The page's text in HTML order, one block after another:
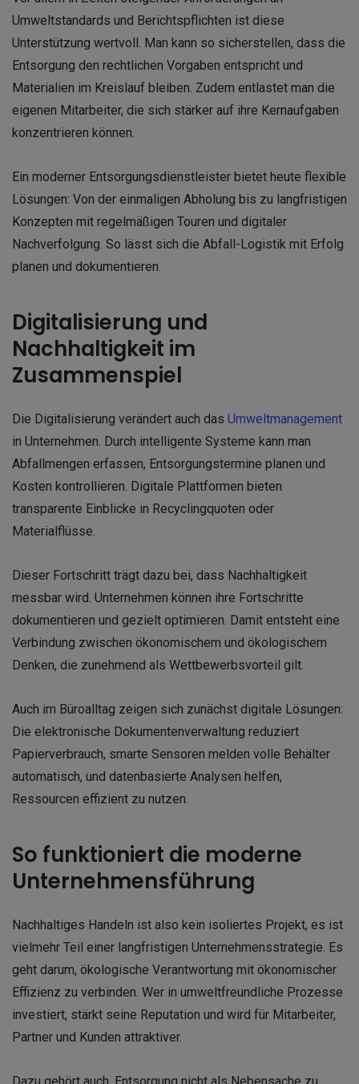
Umweltstandards und Berichtspflichten ist diese
Unterstützung wertvoll. Man kann so sicherstellen, dass die
Entsorgung den rechtlichen Vorgaben entspricht und
Materialien im Kreislauf bleiben. Zudem entlastet man die
eigenen Mitarbeiter, die sich stärker auf ihre Kernaufgaben
konzentrieren können.
Ein moderner Entsorgungsdienstleister bietet heute flexible
Lösungen: Von der einmaligen Abholung bis zu langfristigen
Konzepten mit regelmäßigen Touren und digitaler
Nachverfolgung. So lässt sich die Abfall-Logistik mit Erfolg
planen und dokumentieren.
Digitalisierung und
Nachhaltigkeit im
Zusammenspiel
Die Digitalisierung verändert auch das Umweltmanagement
in Unternehmen. Durch intelligente Systeme kann man
Abfallmengen erfassen, Entsorgungstermine planen und
Kosten kontrollieren. Digitale Plattformen bieten
transparente Einblicke in Recyclingquoten oder
Materialflüsse.
Dieser Fortschritt trägt dazu bei, dass Nachhaltigkeit
messbar wird. Unternehmen können ihre Fortschritte
dokumentieren und gezielt optimieren. Damit entsteht eine
Verbindung zwischen ökonomischem und ökologischem
Denken, die zunehmend als Wettbewerbsvorteil gilt.
Auch im Büroalltag zeigen sich zunächst digitale Lösungen:
Die elektronische Dokumentenverwaltung reduziert
Papierverbrauch, smarte Sensoren melden volle Behälter
automatisch, und datenbasierte Analysen helfen,
Ressourcen effizient zu nutzen.
So funktioniert die moderne
Unternehmensführung
Nachhaltiges Handeln ist also kein isoliertes Projekt, es ist
vielmehr Teil einer langfristigen Unternehmensstrategie. Es
geht darum, ökologische Verantwortung mit ökonomischer
Effizienz zu verbinden. Wer in umweltfreundliche Prozesse
investiert, stärkt seine Reputation und wird für Mitarbeiter,
Partner und Kunden attraktiver.